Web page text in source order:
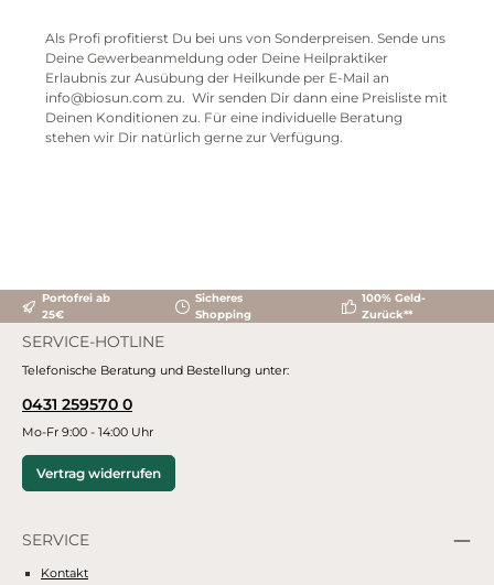
Als Profi profitierst Du bei uns von Sonderpreisen. Sende uns
Deine Gewerbeanmeldung oder Deine Heilpraktiker
Erlaubnis zur Ausübung der Heilkunde per E-Mail an
info@biosun.com zu. Wir senden Dir dann eine Preisliste mit
Deinen Konditionen zu. Für eine individuelle Beratung
stehen wir Dir natürlich gerne zur Verfügung.
Portofrei ab
25€
Sicheres
Shopping
100% Geld-
Zurück**
SERVICE-HOTLINE
Telefonische Beratung und Bestellung unter:
0431 259570 0
Mo-Fr 9:00 - 14:00 Uhr
Vertrag widerrufen
SERVICE
Kontakt